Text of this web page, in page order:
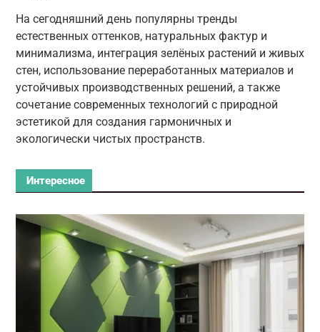
На сегодняшний день популярны тренды
естественных оттенков, натуральных фактур и
минимализма, интеграция зелёных растений и живых
стен, использование переработанных материалов и
устойчивых производственных решений, а также
сочетание современных технологий с природной
эстетикой для создания гармоничных и
экологически чистых пространств.
Интересное